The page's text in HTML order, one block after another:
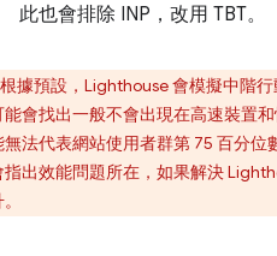
此也會排除 INP，改用 TBT。
根據預設，Lighthouse 會模擬中階
能會找出一般不會出現在高速裝置
無法代表網站使用者群第 75 百分
指出效能問題所在，如果解決